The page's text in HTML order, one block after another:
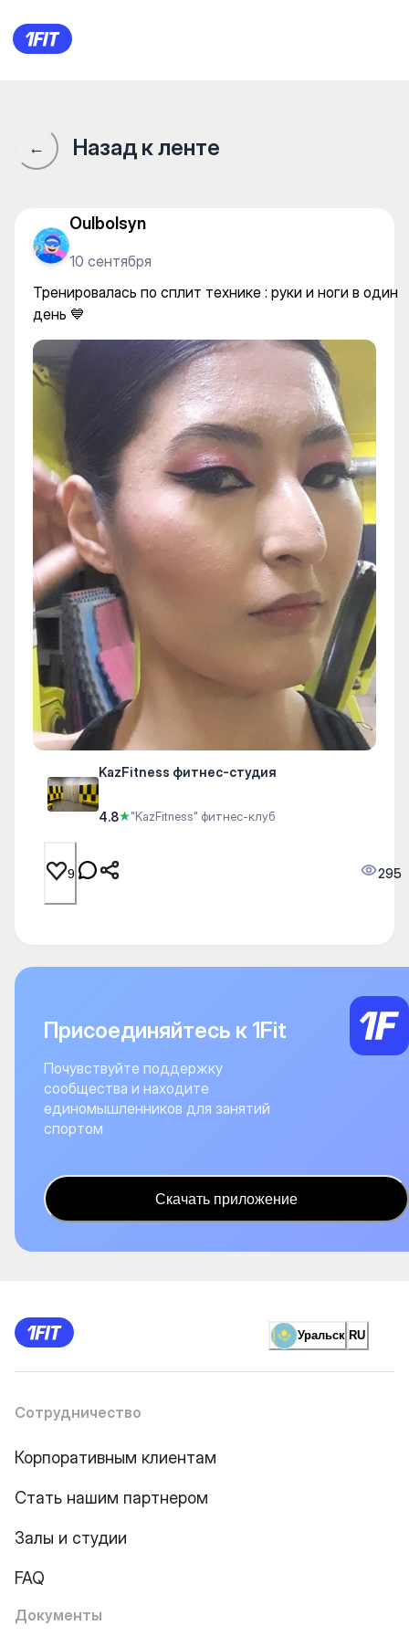
KazFitness фитнес-студия
← Назад к ленте
Oulbolsyn
10 сентября
Тренировалась по сплит технике : руки и ноги в один
день 💙
KazFitness фитнес-студия
4.8★"KazFitness" фитнес-клуб
9 295
Присоединяйтесь к 1Fit
Почувствуйте поддержку
сообщества и находите
единомышленников для занятий
спортом
Скачать приложение
Уральск RU
Сотрудничество
Корпоративным клиентам
Стать нашим партнером
Залы и студии
FAQ
Документы